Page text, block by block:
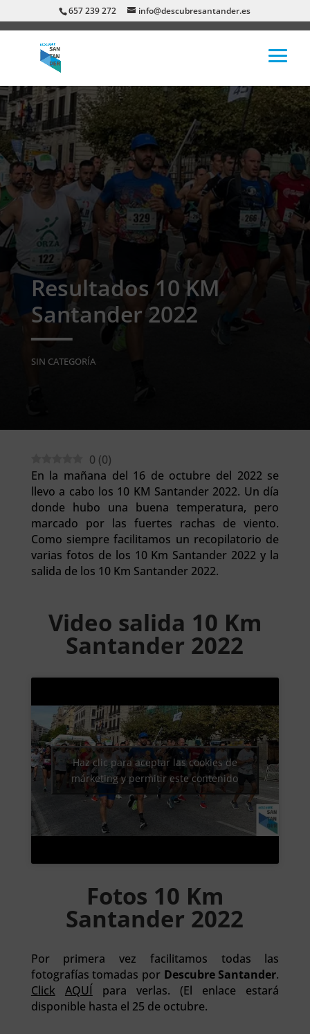
657 239 272 info@descubresantander.es
Resultados 10 KM
Santander 2022
SIN CATEGORÍA
0 (0)
En la mañana del 16 de octubre del 2022 se
llevo a cabo los 10 KM Santander 2022. Un día
donde hubo una buena temperatura, pero
marcado por las fuertes rachas de viento.
Como siempre facilitamos un recopilatorio de
varias fotos de los 10 Km Santander 2022 y la
salida de los 10 Km Santander 2022.
Video salida 10 Km
Santander 2022
Haz clic para aceptar las cookies de
márketing y permitir este contenido
Fotos 10 Km
Santander 2022
Por primera vez facilitamos todas las
fotografías tomadas por Descubre Santander.
Click
AQUÍ
para verlas. (El enlace estará
disponible hasta el 25 de octubre.